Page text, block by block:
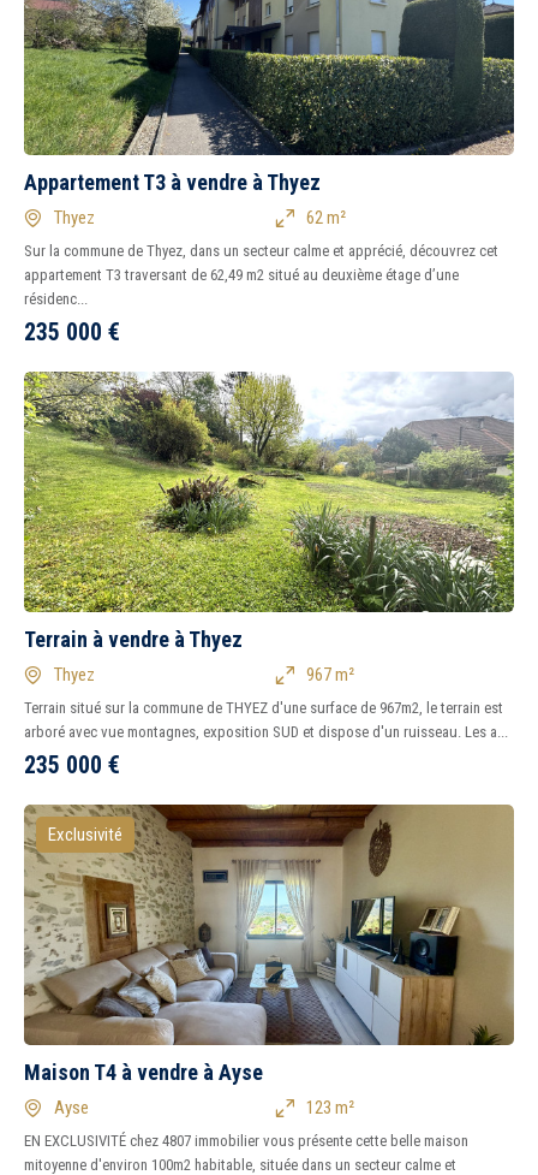
Appartement T3 à vendre à Thyez
Thyez 62 m²
Sur la commune de Thyez, dans un secteur calme et apprécié, découvrez cet
appartement T3 traversant de 62,49 m2 situé au deuxième étage d’une
résidenc...
235 000 €
Terrain à vendre à Thyez
Thyez 967 m²
Terrain situé sur la commune de THYEZ d'une surface de 967m2, le terrain est
arboré avec vue montagnes, exposition SUD et dispose d'un ruisseau. Les a...
235 000 €
Exclusivité
Maison T4 à vendre à Ayse
Ayse 123 m²
EN EXCLUSIVITÉ chez 4807 immobilier vous présente cette belle maison
mitoyenne d'environ 100m2 habitable, située dans un secteur calme et